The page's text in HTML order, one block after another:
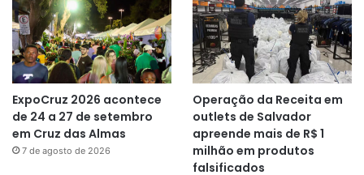
ExpoCruz 2026 acontece
de 24 a 27 de setembro
em Cruz das Almas
7 de agosto de 2026
Operação da Receita em
outlets de Salvador
apreende mais de R$ 1
milhão em produtos
falsificados